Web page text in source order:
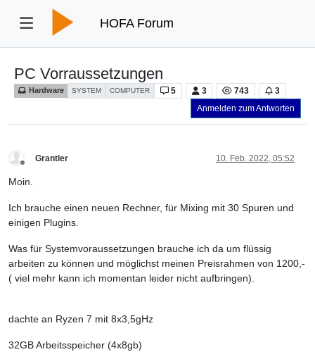
HOFA Forum
PC Vorraussetzungen
Hardware SYSTEM COMPUTER 5 3 743
3
Anmelden zum Antworten
Grantler 10. Feb. 2022, 05:52
Moin.
Ich brauche einen neuen Rechner, für Mixing mit 30 Spuren und
einigen Plugins.
Was für Systemvoraussetzungen brauche ich da um flüssig
arbeiten zu können und möglichst meinen Preisrahmen von 1200,-
( viel mehr kann ich momentan leider nicht aufbringen).
dachte an Ryzen 7 mit 8x3,5gHz
32GB Arbeitsspeicher (4x8gb)